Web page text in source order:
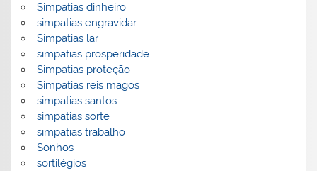
Simpatias dinheiro
simpatias engravidar
Simpatias lar
simpatias prosperidade
Simpatias proteção
Simpatias reis magos
simpatias santos
simpatias sorte
simpatias trabalho
Sonhos
sortilégios